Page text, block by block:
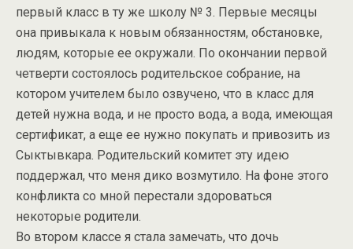
первый класс в ту же школу № 3. Первые месяцы
она привыкала к новым обязанностям, обстановке,
людям, которые ее окружали. По окончании первой
четверти состоялось родительское собрание, на
котором учителем было озвучено, что в класс для
детей нужна вода, и не просто вода, а вода, имеющая
сертификат, а еще ее нужно покупать и привозить из
Сыктывкара. Родительский комитет эту идею
поддержал, что меня дико возмутило. На фоне этого
конфликта со мной перестали здороваться
некоторые родители.
Во втором классе я стала замечать, что дочь